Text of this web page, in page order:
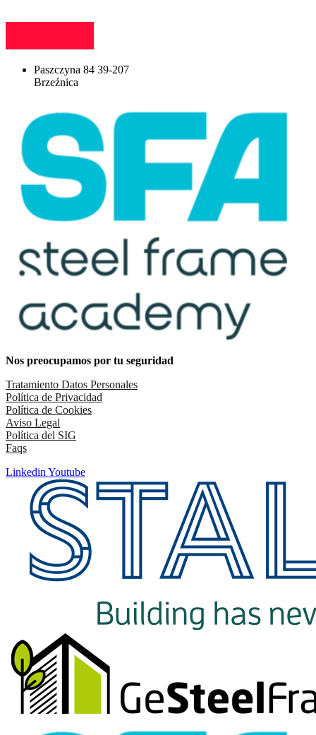
Paszczyna 84 39-207
Brzeźnica
Nos preocupamos por tu seguridad
Tratamiento Datos Personales
Política de Privacidad
Política de Cookies
Aviso Legal
Política del SIG
Faqs
Linkedin Youtube